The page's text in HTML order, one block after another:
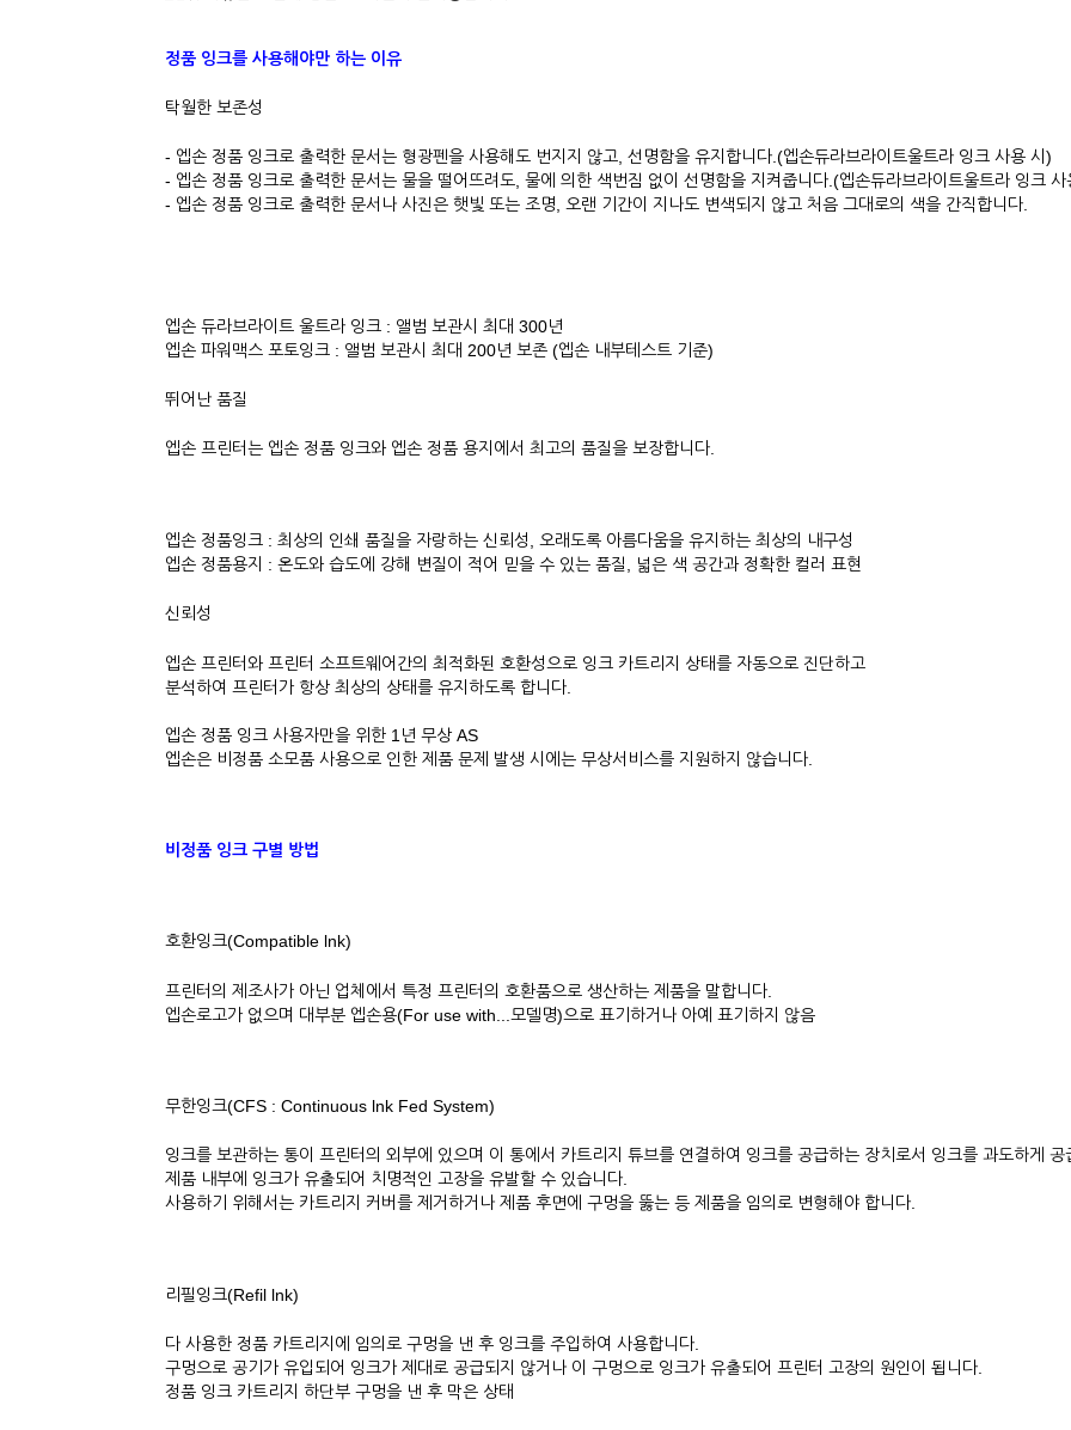
정품 잉크를 사용해야만 하는 이유
탁월한 보존성
- 엡손 정품 잉크로 출력한 문서는 형광펜을 사용해도 번지지 않고, 선명함을 유지합니다.(엡손듀라브라이트울트라 잉크 사용 시)
- 엡손 정품 잉크로 출력한 문서는 물을 떨어뜨려도, 물에 의한 색번짐 없이 선명함을 지켜줍니다.(엡손듀라브라이트울트라 잉크 사
- 엡손 정품 잉크로 출력한 문서나 사진은 햇빛 또는 조명, 오랜 기간이 지나도 변색되지 않고 처음 그대로의 색을 간직합니다.
엡손 듀라브라이트 울트라 잉크 : 앨범 보관시 최대 300년
엡손 파워맥스 포토잉크 : 앨범 보관시 최대 200년 보존 (엡손 내부테스트 기준)
뛰어난 품질
엡손 프린터는 엡손 정품 잉크와 엡손 정품 용지에서 최고의 품질을 보장합니다.
엡손 정품잉크: 최상의 인쇄 품질을 자랑하는 신뢰성, 오래도록 아름다움을 유지하는 최상의 내구성
엡손 정품용지 : 온도와 습도에 강해 변질이 적어 믿을 수 있는 품질, 넓은 색 공간과 정확한 컬러 표현
신뢰성
엡손 프린터와 프린터 소프트웨어간의 최적화된 호환성으로 잉크 카트리지 상태를 자동으로 진단하고
분석하여 프린터가 항상 최상의 상태를 유지하도록 합니다.
엡손 정품 잉크 사용자만을 위한 1년 무상 AS
엡손은 비정품 소모품 사용으로 인한 제품 문제 발생 시에는 무상서비스를 지원하지 않습니다.
비정품 잉크 구별 방법
호환잉크(Compatible lnk)
프린터의 제조사가 아닌 업체에서 특정 프린터의 호환품으로 생산하는 제품을 말합니다.
엡손로고가 없으며 대부분 엡손용(For use with...모델명)으로 표기하거나 아예 표기하지 않음
무한잉크(CFS : Continuous lnk Fed System)
잉크를 보관하는 통이 프린터의 외부에 있으며 이 통에서 카트리지 튜브를 연결하여 잉크를 공급하는 장치로서 잉크를 과도하게 공
제품 내부에 잉크가 유출되어 치명적인 고장을 유발할 수 있습니다.
사용하기 위해서는 카트리지 커버를 제거하거나 제품 후면에 구멍을 뚫는 등 제품을 임의로 변형해야 합니다.
리필잉크(Refil lnk)
다 사용한 정품 카트리지에 임의로 구멍을 낸 후 잉크를 주입하여 사용합니다.
구멍으로 공기가 유입되어 잉크가 제대로 공급되지 않거나 이 구멍으로 잉크가 유출되어 프린터 고장의 원인이 됩니다.
정품 잉크 카트리지 하단부 구멍을 낸 후 막은 상태